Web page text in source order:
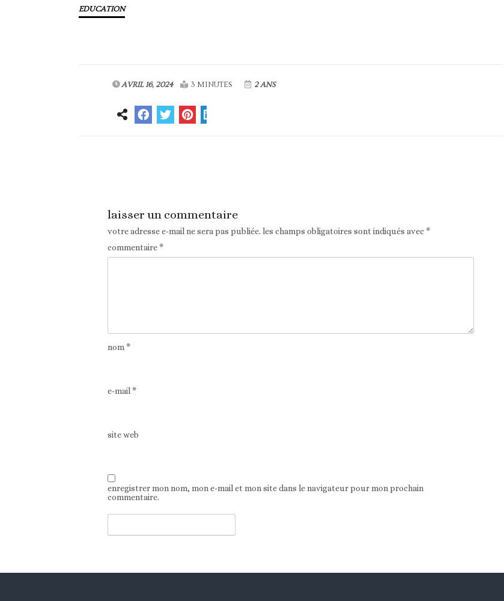
EDUCATION
AVRIL 16, 2024 3 MINUTES 2 ANS
laisser un commentaire
votre adresse e-mail ne sera pas publiée. les champs obligatoires sont indiqués avec*
commentaire*
nom*
e-mail*
site web
enregistrer mon nom, mon e-mail et mon site dans le navigateur pour mon prochain
commentaire.